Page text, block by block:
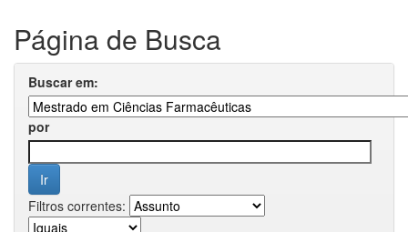
Página de Busca
Buscar em:
por
Filtros correntes: